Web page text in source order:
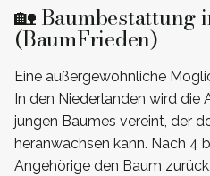
🏡 Baumbestattung
(BaumFrieden)
Eine außergewöhnliche
In den Niederlanden wird die
jungen Baumes vereint, der
heranwachsen kann. Nach 4
Angehörige den Baum